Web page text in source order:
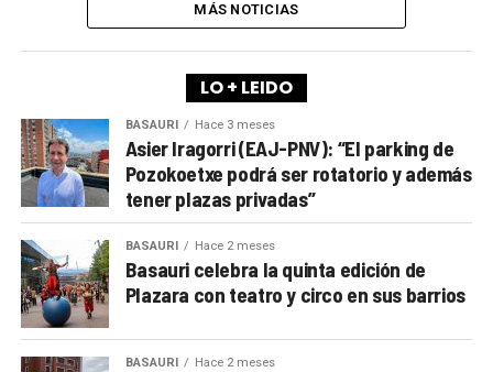
MÁS NOTICIAS
LO + LEIDO
BASAURI Hace 3 meses
Asier Iragorri (EAJ-PNV): “El parking de
Pozokoetxe podrá ser rotatorio y además
tener plazas privadas”
BASAURI Hace 2 meses
Basauri celebra la quinta edición de
Plazara con teatro y circo en sus barrios
BASAURI Hace 2 meses